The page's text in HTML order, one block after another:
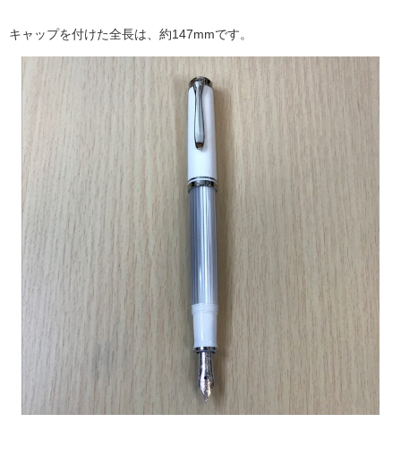
キャップを付けた全長は、約147mmです。